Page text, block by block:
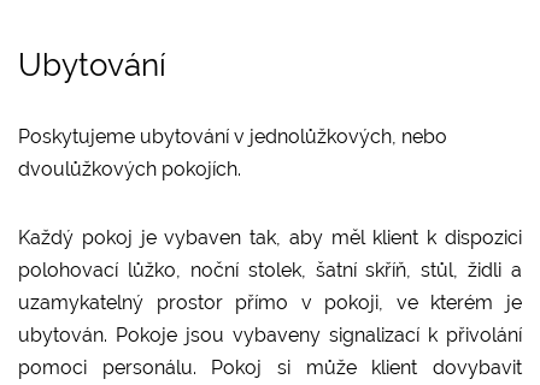
Ubytování
Poskytujeme ubytování v jednolůžkových, nebo
dvoulůžkových pokojích.
Každý pokoj je vybaven tak, aby měl klient k dispozici
polohovací lůžko, noční stolek, šatní skříň, stůl, židli a
uzamykatelný prostor přímo v pokoji, ve kterém je
ubytován. Pokoje jsou vybaveny signalizací k přivolání
pomoci personálu. Pokoj si může klient dovybavit